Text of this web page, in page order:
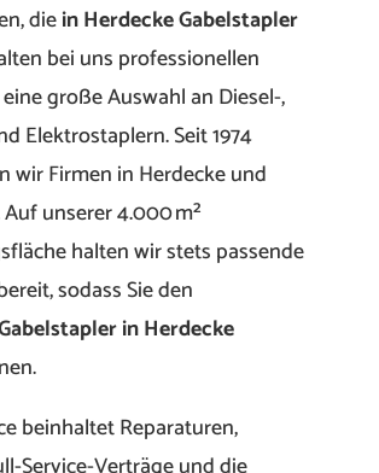
diein Herdecke Gabelstapler
bei uns professionellen
große Auswahl an Diesel-,
Elektrostaplern. Seit 1974
wir Firmen in Herdecke und
unserer 4.000 m²
halten wir stets passende
sodass Sie den
in Herdecke
beinhaltet Reparaturen,